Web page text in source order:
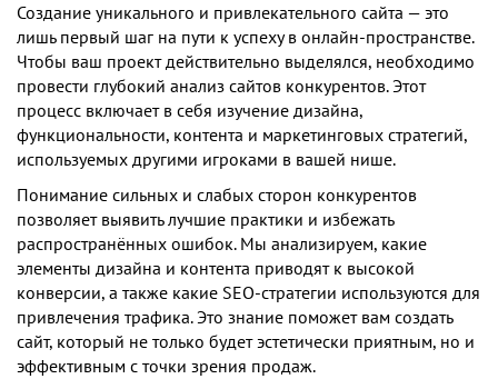
Создание уникального и привлекательного сайта — это
лишь первый шаг на пути к успеху в онлайн-пространстве.
Чтобы ваш проект действительно выделялся, необходимо
провести глубокий анализ сайтов конкурентов. Этот
процесс включает в себя изучение дизайна,
функциональности, контента и маркетинговых стратегий,
используемых другими игроками в вашей нише.
Понимание сильных и слабых сторон конкурентов
позволяет выявить лучшие практики и избежать
распространённых ошибок. Мы анализируем, какие
элементы дизайна и контента приводят к высокой
конверсии, а также какие SEO-стратегии используются для
привлечения трафика. Это знание поможет вам создать
сайт, который не только будет эстетически приятным, но и
эффективным с точки зрения продаж.